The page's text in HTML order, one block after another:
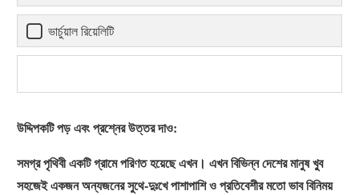
ভার্চুয়াল রিয়েলিটি
উদ্দিপকটি পড় এবং প্রশ্নের উত্তর দাও:
সমগ্র পৃথিবী একটি গ্রামে পরিণত হয়েছে এখন। এখন বিভিন্ন দেশের মানুষ খু্ব
সহজেই একজন অন্যজনের সুথে-দুঃখে পাশাপাশি ও প্রতিবেশীর মতো ভাব বিনিময়